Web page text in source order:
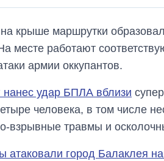
крыше маршрутки
месте работают
армии оккупантов.
нанес удар БПЛА вблизи
человека, в том числе
взрывные травмы и
атаковали город Балаклея